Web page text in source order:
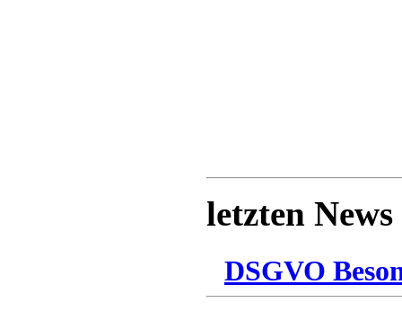
letzten News
DSGVO